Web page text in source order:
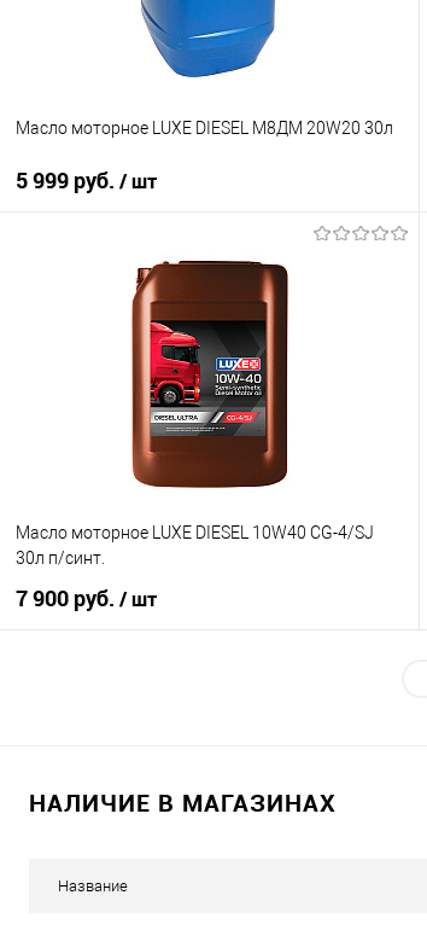
Масло моторное LUXE DIESEL М8ДМ 20W20 30л
5 999 руб. / шт
Купить в 1 клик
В наличии
Масло моторное LUXE DIESEL 10W40 CG-4/SJ
30л п/синт.
7 900 руб. / шт
НАЛИЧИЕ В МАГАЗИНАХ
Название